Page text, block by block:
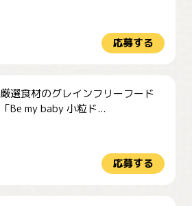
応募する
厳選食材のグレインフリーフード
「Be my baby 小粒ド...
応募する